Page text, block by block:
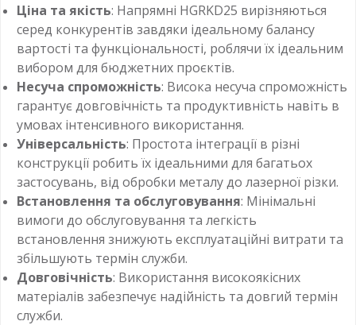
Ціна та якість: Напрямні HGRKD25 вирізняються
серед конкурентів завдяки ідеальному балансу
вартості та функціональності, роблячи їх ідеальним
вибором для бюджетних проєктів.
Несуча спроможність: Висока несуча спроможність
гарантує довговічність та продуктивність навіть в
умовах інтенсивного використання.
Універсальність: Простота інтеграції в різні
конструкції робить їх ідеальними для багатьох
застосувань, від обробки металу до лазерної різки.
Встановлення та обслуговування: Мінімальні
вимоги до обслуговування та легкість
встановлення знижують експлуатаційні витрати та
збільшують термін служби.
Довговічність: Використання високоякісних
матеріалів забезпечує надійність та довгий термін
служби.